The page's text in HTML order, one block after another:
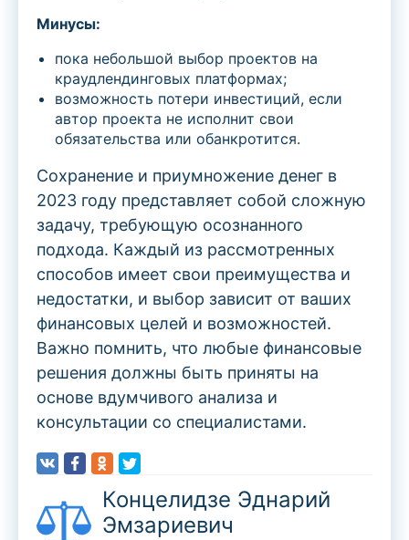
Минусы:
пока небольшой выбор проектов на
краудлендинговых платформах;
возможность потери инвестиций, если
автор проекта не исполнит свои
обязательства или обанкротится.
Сохранение и приумножение денег в
2023 году представляет собой сложную
задачу, требующую осознанного
подхода. Каждый из рассмотренных
способов имеет свои преимущества и
недостатки, и выбор зависит от ваших
финансовых целей и возможностей.
Важно помнить, что любые финансовые
решения должны быть приняты на
основе вдумчивого анализа и
консультации со специалистами.
Концелидзе Эднарий
Эмзариевич